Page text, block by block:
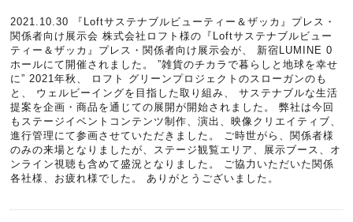
2021.10.30 『Loftサステナブルビューティー＆ザッカ』プレス・
関係者向け展示会 株式会社ロフト様の『Loftサステナブルビュー
ティー＆ザッカ』プレス・関係者向け展示会が、 新宿LUMINE 0
ホールにて開催されました。 ”雑貨のチカラで暮らしと地球を幸せ
に” 2021年秋、 ロフト グリーンプロジェクトのスローガンのも
と、 ウェルビーイングを目指した取り組み、 サステナブルな生活
提案を企画・商品を通じての展開が開始されました。 弊社は今回
もステージイベントコンテンツ制作、演出、映像クリエイティブ、
進行管理にて参画させていただきました。 ご時世がら、関係者様
のみの来場となりましたが、ステージ観覧エリア、展示ブース、オ
ンライン視聴も含めて盛況となりました。 ご協力いただいた関係
各社様、お疲れ様でした。 ありがとうございました。